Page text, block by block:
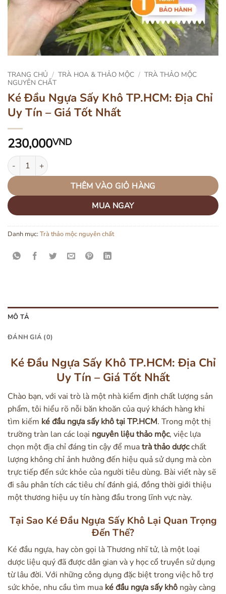
TRANG CHỦ / TRÀ HOA & THẢO MỘC / TRÀ THẢO MỘC
NGUYÊN CHẤT
Ké Đầu Ngựa Sấy Khô TP.HCM: Địa Chỉ
Uy Tín – Giá Tốt Nhất
230,000VND
Ké Đầu Ngựa Sấy Khô TP.HCM: Địa Chỉ Uy Tín - Giá Tốt Nhất số
THÊM VÀO GIỎ HÀNG
MUA NGAY
Danh mục:Trà thảo mộc nguyên chất
MÔ TẢ
ĐÁNH GIÁ (0)
Ké Đầu Ngựa Sấy Khô TP.HCM: Địa Chỉ
Uy Tín – Giá Tốt Nhất
Chào bạn, với vai trò là một nhà kiểm định chất lượng sản
phẩm, tôi hiểu rõ nỗi băn khoăn của quý khách hàng khi
tìm kiếm ké đầu ngựa sấy khô tại TP.HCM. Trong một thị
trường tràn lan các loại nguyên liệu thảo mộc, việc lựa
chọn một địa chỉ đáng tin cậy để muatrà thảo dượcchất
lượng không chỉ ảnh hưởng đến hiệu quả sử dụng mà còn
trực tiếp đến sức khỏe của người tiêu dùng. Bài viết này sẽ
đi sâu phân tích các tiêu chí đánh giá, đồng thời giới thiệu
một thương hiệu uy tín hàng đầu trong lĩnh vực này.
Tại Sao Ké Đầu Ngựa Sấy Khô Lại Quan Trọng
Đến Thế?
Ké đầu ngựa, hay còn gọi là Thương nhĩ tử, là một loại
dược liệu quý đã được dân gian và y học cổ truyền sử dụng
từ lâu đời. Với những công dụng đặc biệt trong việc hỗ trợ
sức khỏe, nhu cầu tìm mua ké đầu ngựa sấy khô ngày càng